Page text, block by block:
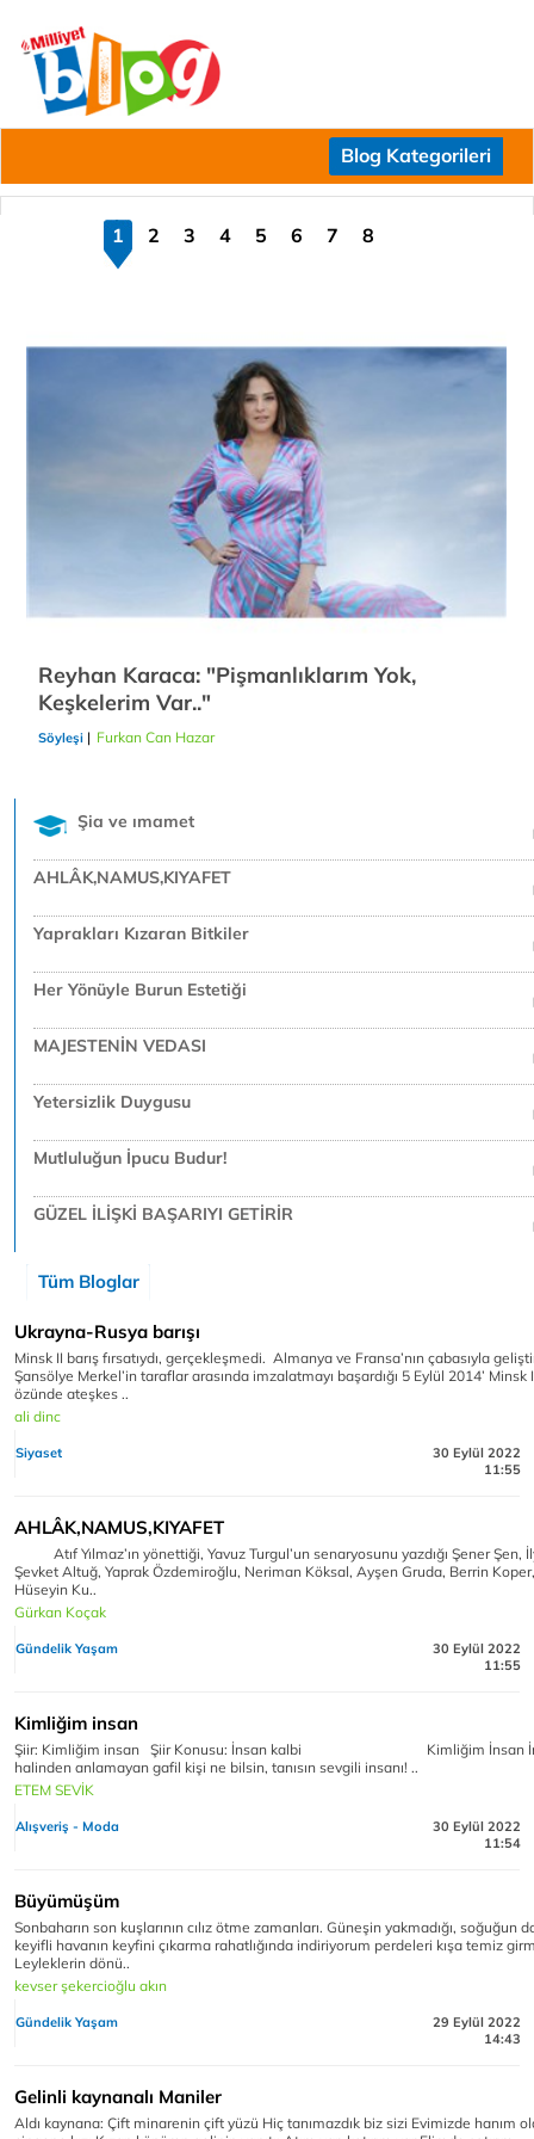
Blog Kategorileri
1 2 3 4 5 6 7 8
Reyhan Karaca: "Pişmanlıklarım Yok,
Keşkelerim Var.."
Söyleşi | Furkan Can Hazar25/12/2018
Şia ve ımamet
AHLÂK,NAMUS,KIYAFET
Yaprakları Kızaran Bitkiler
Her Yönüyle Burun Estetiği
MAJESTENİN VEDASI
Yetersizlik Duygusu
Mutluluğun İpucu Budur!
GÜZEL İLİŞKİ BAŞARIYI GETİRİR
Tüm Bloglar
Ukrayna-Rusya barışı
Minsk II barış fırsatıydı, gerçekleşmedi. Almanya ve Fransa’nın çabasıyla
Şansölye Merkel’in taraflar arasında imzalatmayı başardığı 5 Eylül 2014’ Minsk
özünde ateşkes ..
ali dinc
Siyaset
30 Eylül 2022
11:55
AHLÂK,NAMUS,KIYAFET
Atıf Yılmaz’ın yönettiği, Yavuz Turgul’un senaryosunu yazdığı Şener Şen,
Şevket Altuğ, Yaprak Özdemiroğlu, Neriman Köksal, Ayşen Gruda, Berrin
Hüseyin Ku..
Gürkan Koçak
Gündelik Yaşam
30 Eylül 2022
11:55
Kimliğim insan
Şiir: Kimliğim insan Şiir Konusu: İnsan kalbi Kimliğim İnsan
halinden anlamayan gafil kişi ne bilsin, tanısın sevgili insanı! ..
ETEM SEVİK
Alışveriş - Moda
30 Eylül 2022
11:54
Büyümüşüm
Sonbaharın son kuşlarının cılız ötme zamanları. Güneşin yakmadığı, soğuğun
keyifli havanın keyfini çıkarma rahatlığında indiriyorum perdeleri kışa temiz
Leyleklerin dönü..
kevser şekercioğlu akın
Gündelik Yaşam
29 Eylül 2022
14:43
Gelinli kaynanalı Maniler
Aldı kaynana: Çift minarenin çift yüzü Hiç tanımazdık biz sizi Evimizde hanım